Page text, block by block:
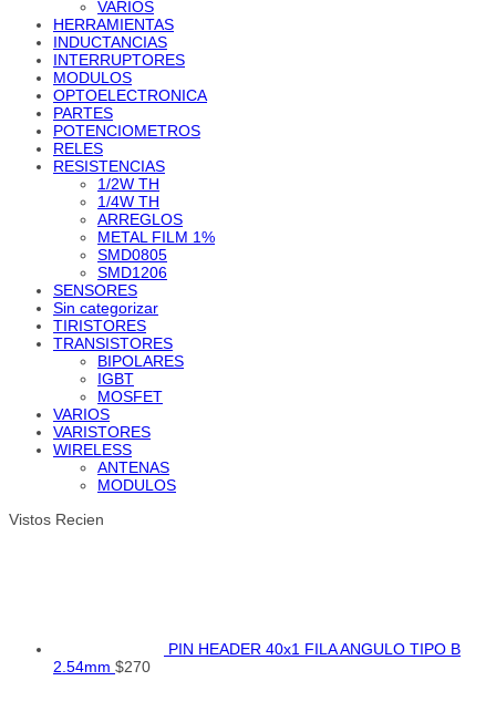
VARIOS
HERRAMIENTAS
INDUCTANCIAS
INTERRUPTORES
MODULOS
OPTOELECTRONICA
PARTES
POTENCIOMETROS
RELES
RESISTENCIAS
1/2W TH
1/4W TH
ARREGLOS
METAL FILM 1%
SMD0805
SMD1206
SENSORES
Sin categorizar
TIRISTORES
TRANSISTORES
BIPOLARES
IGBT
MOSFET
VARIOS
VARISTORES
WIRELESS
ANTENAS
MODULOS
Vistos Recien
PIN HEADER 40x1 FILA ANGULO TIPO B
2.54mm $270